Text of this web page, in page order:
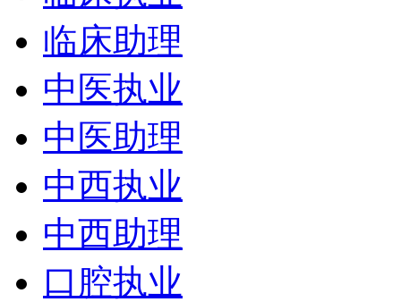
临床助理
中医执业
中医助理
中西执业
中西助理
口腔执业